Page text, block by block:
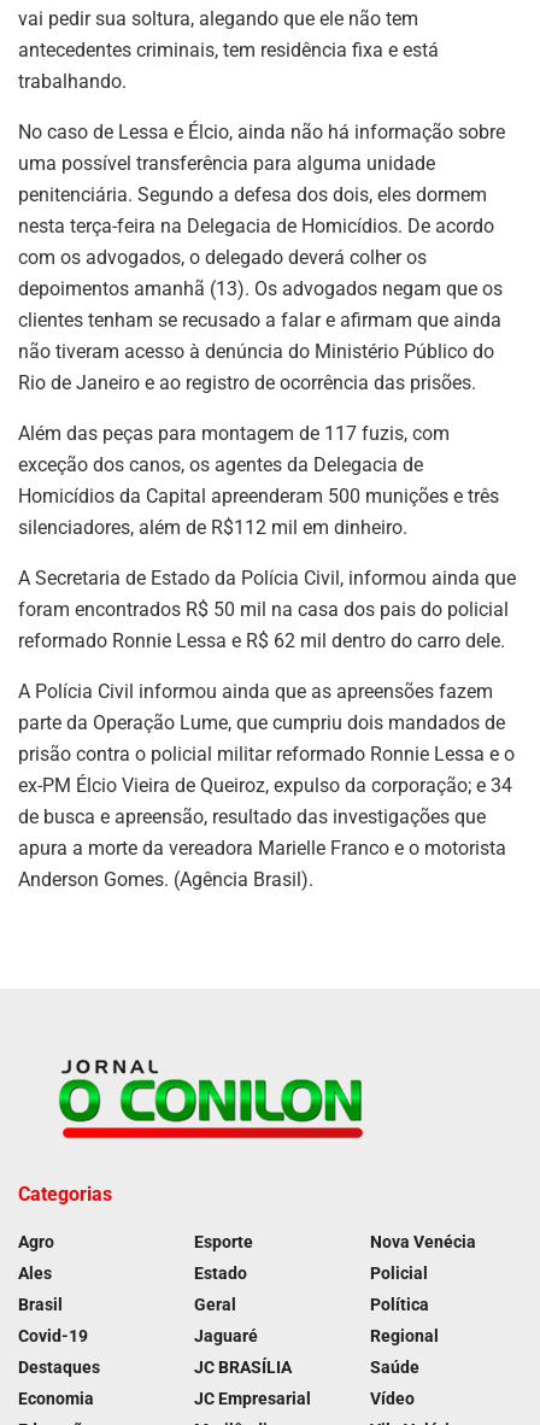
vai pedir sua soltura, alegando que ele não tem
antecedentes criminais, tem residência fixa e está
trabalhando.
No caso de Lessa e Élcio, ainda não há informação sobre
uma possível transferência para alguma unidade
penitenciária. Segundo a defesa dos dois, eles dormem
nesta terça-feira na Delegacia de Homicídios. De acordo
com os advogados, o delegado deverá colher os
depoimentos amanhã (13). Os advogados negam que os
clientes tenham se recusado a falar e afirmam que ainda
não tiveram acesso à denúncia do Ministério Público do
Rio de Janeiro e ao registro de ocorrência das prisões.
Além das peças para montagem de 117 fuzis, com
exceção dos canos, os agentes da Delegacia de
Homicídios da Capital apreenderam 500 munições e três
silenciadores, além de R$112 mil em dinheiro.
A Secretaria de Estado da Polícia Civil, informou ainda que
foram encontrados R$ 50 mil na casa dos pais do policial
reformado Ronnie Lessa e R$ 62 mil dentro do carro dele.
A Polícia Civil informou ainda que as apreensões fazem
parte da Operação Lume, que cumpriu dois mandados de
prisão contra o policial militar reformado Ronnie Lessa e o
ex-PM Élcio Vieira de Queiroz, expulso da corporação; e 34
de busca e apreensão, resultado das investigações que
apura a morte da vereadora Marielle Franco e o motorista
Anderson Gomes. (Agência Brasil).
Categorias
Agro
Ales
Brasil
Covid-19
Destaques
Economia
Esporte
Estado
Geral
Jaguaré
JC BRASÍLIA
JC Empresarial
Nova Venécia
Policial
Política
Regional
Saúde
Vídeo